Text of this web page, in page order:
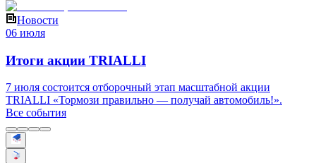
Новости
06 июля
Итоги акции TRIALLI
7 июля состоится отборочный этап масштабной акции
TRIALLI «Тормози правильно — получай автомобиль!».
Все события